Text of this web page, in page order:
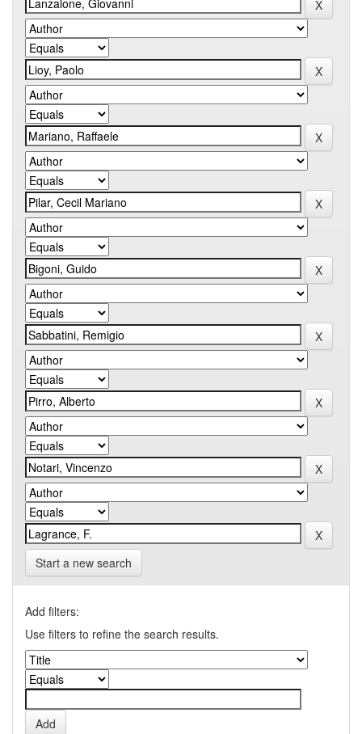
Start a new search
Add filters:
Use filters to refine the search results.